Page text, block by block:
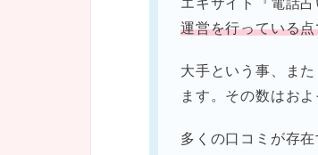
エキサイト『電話占
運営を行っている
大手という事、ま
ます。その数はおよ
多くの口コミが存